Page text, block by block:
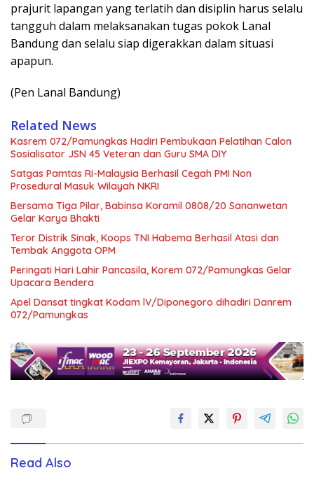
prajurit lapangan yang terlatih dan disiplin harus selalu
tangguh dalam melaksanakan tugas pokok Lanal
Bandung dan selalu siap digerakkan dalam situasi
apapun.
(Pen Lanal Bandung)
Related News
Kasrem 072/Pamungkas Hadiri Pembukaan Pelatihan Calon
Sosialisator JSN 45 Veteran dan Guru SMA DIY
Satgas Pamtas RI-Malaysia Berhasil Cegah PMI Non
Prosedural Masuk Wilayah NKRI
Bersama Tiga Pilar, Babinsa Koramil 0808/20 Sananwetan
Gelar Karya Bhakti
Teror Distrik Sinak, Koops TNI Habema Berhasil Atasi dan
Tembak Anggota OPM
Peringati Hari Lahir Pancasila, Korem 072/Pamungkas Gelar
Upacara Bendera
Apel Dansat tingkat Kodam lV/Diponegoro dihadiri Danrem
072/Pamungkas
Read Also